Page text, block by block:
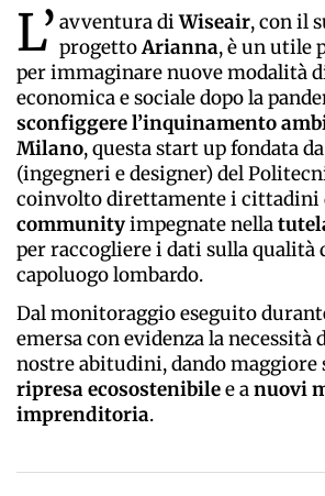
L’ avventura diWiseair, con il
progettoArianna, è un utile
per immaginare nuove modalità
economica e sociale dopo la
sconfiggere l’inquinamento
Milano, questa start up fondata
(ingegneri e designer) del
coinvolto direttamente i cittadini
communityimpegnate nella
per raccogliere i dati sulla qualità
capoluogo lombardo.
Dal monitoraggio eseguito
emersa con evidenza la necessità
nostre abitudini, dando maggiore
ripresa ecosostenibilee anuovi
imprenditoria.